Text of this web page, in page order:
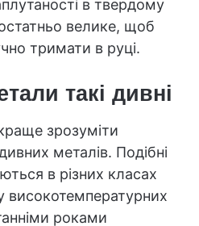
в твердому
велике, щоб
тримати в руці.
такі дивні
зрозуміти
металів. Подібні
в різних класах
високотемпературних
роками